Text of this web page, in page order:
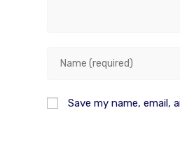
Save my name,